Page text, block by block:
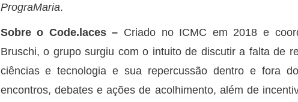
PrograMaria.
Sobre o Code.laces – Criado no ICMC em 2018 e
Bruschi, o grupo surgiu com o intuito de discutir a falta de
ciências e tecnologia e sua repercussão dentro e fora
encontros, debates e ações de acolhimento, além de